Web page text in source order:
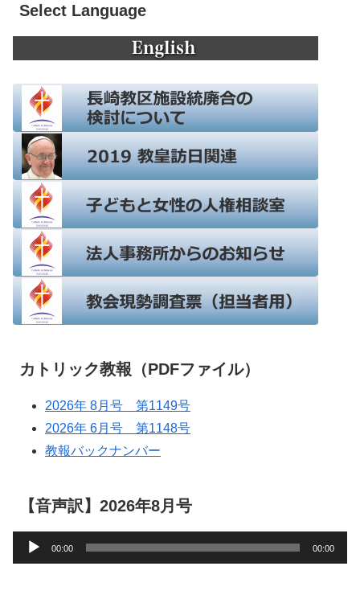
Select Language
カトリック教報（PDFファイル）
2026年 8月号 第1149号
2026年 6月号 第1148号
教報バックナンバー
【音声訳】2026年8月号
声
00:00 00:00